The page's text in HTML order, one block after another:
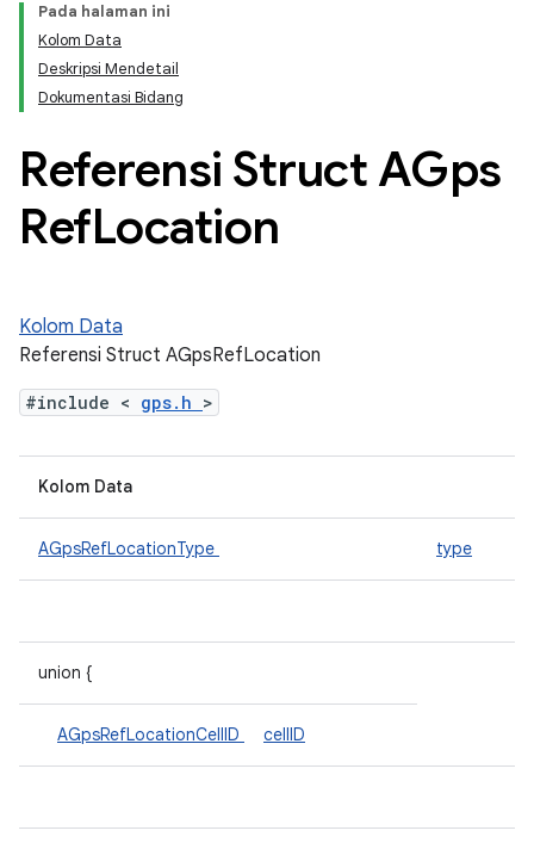
Pada halaman ini
Kolom Data
Deskripsi Mendetail
Dokumentasi Bidang
Referensi Struct AGps
RefLocation
Kolom Data
Referensi Struct AGpsRefLocation
#include < gps.h >
Kolom Data
AGpsRefLocationType type
union {
AGpsRefLocationCellID cellID